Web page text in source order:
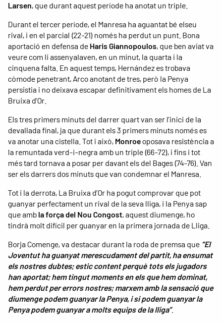
Larsen, que durant aquest període ha anotat un triple.
Durant el tercer període, el Manresa ha aguantat bé elseu
rival, i en el parcial (22-21) només ha perdut un punt. Bona
aportació en defensa de Haris Giannopoulos, que ben aviat va
veure com li assenyalaven, en un minut, la quarta i la
cinquena falta. En aquest temps, Hernández es trobava
còmode penetrant, Arco anotant de tres, però la Penya
persistia i no deixava escapar definitivament els homes de La
Bruixa d’Or.
Els tres primers minuts del darrer quart van ser l’inici de la
devallada final, ja que durant els 3 primers minuts només es
va anotar una cistella. Tot i això, Monroeoposava resistència a
la remuntada verd-i-negra amb un triple (66-72), i fins i tot
més tard tornava a posar per davant els del Bages (74-76). Van
ser els darrers dos minuts que van condemnar el Manresa.
Tot i la derrota, La Bruixa d’Or ha pogut comprovar que pot
guanyar perfectament un rival de la seva lliga, i la Penya sap
que amb la força del Nou Congost, aquest diumenge, ho
tindrà molt difícil per guanyar en la primera jornada de Lliga.
Borja Comenge, va destacar durant la roda de premsa que “El
Joventut ha guanyat merescudament del partit, ha ensumat
els nostres dubtes; estic content perquè tots els jugadors
han aportat; hem tingut moments en els que hem dominat,
hem perdut per errors nostres; marxem amb la sensació que
diumenge podem guanyar la Penya, i si podem guanyar la
Penya podem guanyar a molts equips de la lliga”.